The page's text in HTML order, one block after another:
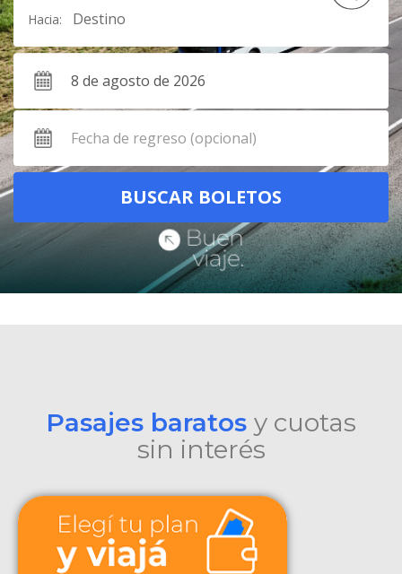
Pasajes baratos y cuotas
sin interés